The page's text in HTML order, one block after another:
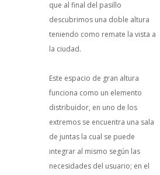
que al final del pasillo
descubrimos una doble altura
teniendo como remate la vista a
la ciudad.
Este espacio de gran altura
funciona como un elemento
distribuidor, en uno de los
extremos se encuentra una sala
de juntas la cual se puede
integrar al mismo según las
necesidades del usuario; en el